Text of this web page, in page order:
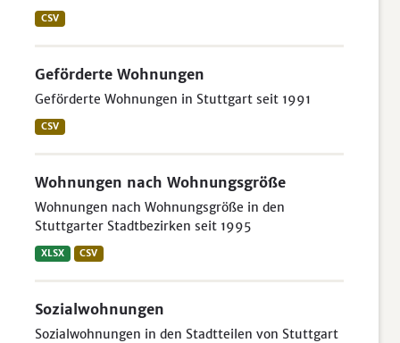
CSV
Geförderte Wohnungen
Geförderte Wohnungen in Stuttgart seit 1991
CSV
Wohnungen nach Wohnungsgröße
Wohnungen nach Wohnungsgröße in den
Stuttgarter Stadtbezirken seit 1995
XLSX CSV
Sozialwohnungen
Sozialwohnungen in den Stadtteilen von Stuttgart